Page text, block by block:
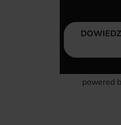
powered